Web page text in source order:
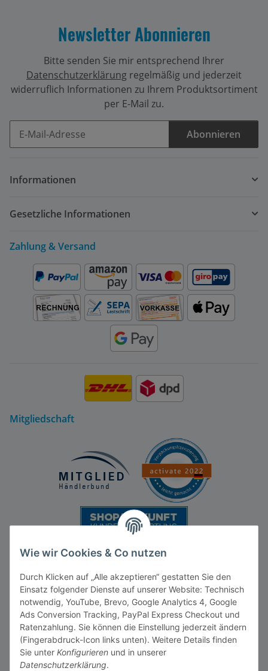
Wie wir Cookies & Co nutzen
Durch Klicken auf „Alle akzeptieren“ gestatten Sie den
Einsatz folgender Dienste auf unserer Website: Technisch
notwendig, YouTube, Brevo, Google Analytics 4, Google
Ads Conversion Tracking, PayPal Express Checkout und
Ratenzahlung. Sie können die Einstellung jederzeit ändern
(Fingerabdruck-Icon links unten). Weitere Details finden
Sie unter Konfigurieren und in unserer
Datenschutzerklärung.
Newsletter Abonnieren
Bitte senden Sie mir entsprechend Ihrer
Datenschutzerklärung regelmäßig und jederzeit
widerruflich Informationen zu Ihrem Produktsortiment
per E-Mail zu.
Abonnieren
Informationen
Gesetzliche Informationen
Zahlung & Versand
Mitgliedschaft
Vertrag widerrufen